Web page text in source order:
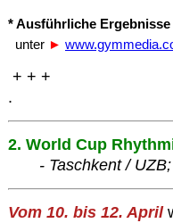
* Ausführliche Ergebnisse
unter ►
+ + +
.
2. World Cup
- Taschkent /
Vom 10. bis 12. April